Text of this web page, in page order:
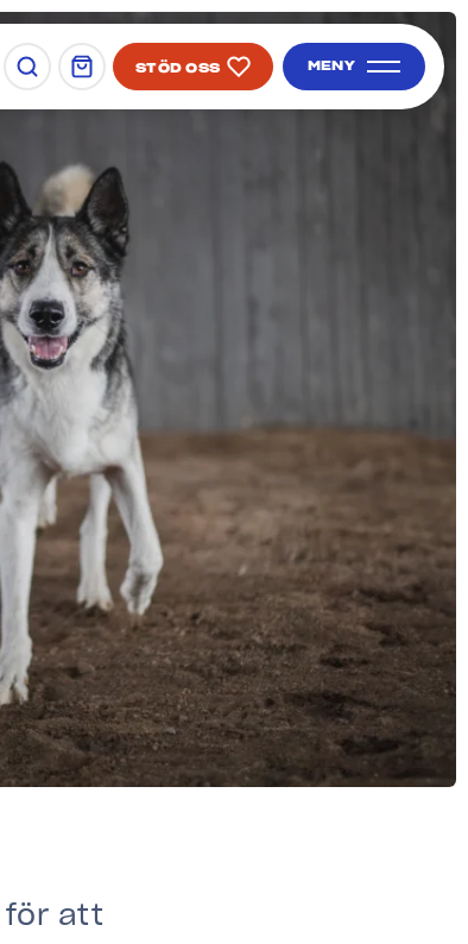
SÖK PÅ SIDAN
STÖD OSS MENY
för att